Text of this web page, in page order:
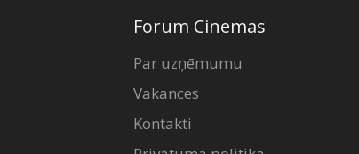
Forum Cinemas
Par uzņēmumu
Vakances
Kontakti